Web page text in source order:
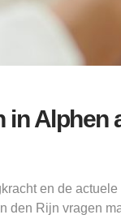
Alphen
en de
den Rijn vragen